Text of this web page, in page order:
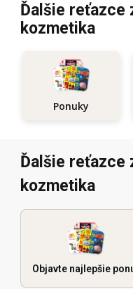
Ďalšie reťazce
kozmetika
Ponuky
Ďalšie reťazce
kozmetika
Objavte najlepšie